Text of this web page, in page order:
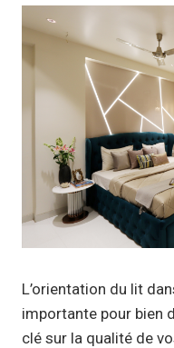
L’orientation du lit
importante pour bien
clé sur la qualité de